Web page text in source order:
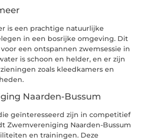
is een prachtige natuurlijke
in een bosrijke omgeving. Dit
een ontspannen zwemsessie in
is schoon en helder, en er zijn
zoals kleedkamers en
Naarden-Bussum
geïnteresseerd zijn in competitief
Zwemvereniging Naarden-Bussum
en trainingen. Deze